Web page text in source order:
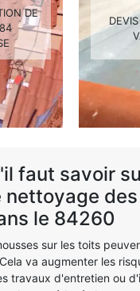
DE
faut savoir
nettoyage
le 84260
sur les toits
va augmenter les
travaux d'entretien ou